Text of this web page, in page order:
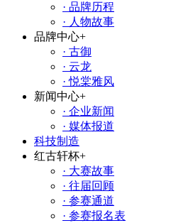
· 品牌历程
· 人物故事
品牌中心+
· 古御
· 云龙
· 悦棠雅风
新闻中心+
· 企业新闻
· 媒体报道
科技制造
红古轩杯+
· 大赛故事
· 往届回顾
· 参赛通道
· 参赛报名表